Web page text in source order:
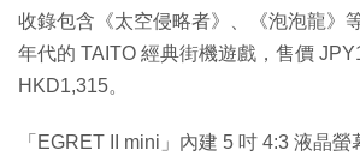
收錄包含《太空侵略者》、《泡泡龍》
年代的 TAITO 經典街機遊戲，售價
HKD1,315。
「EGRET II mini」內建 5 吋 4:3 液晶